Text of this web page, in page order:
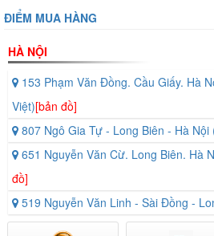
ĐIỂM MUA HÀNG
HÀ NỘI
153 Phạm Văn Đồng. Cầu Giấy. Hà
Việt)[bản đồ]
807 Ngô Gia Tự - Long Biên - Hà
651 Nguyễn Văn Cừ. Long Biên. Hà
đồ]
519 Nguyễn Văn Linh - Sài Đồng -